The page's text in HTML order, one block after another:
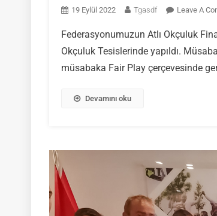
19 Eylül 2022 Tgasdf Leave A
Federasyonumuzun Atlı Okçuluk
Okçuluk Tesislerinde yapıldı.
müsabaka Fair Play çerçevesinde
Devamını oku